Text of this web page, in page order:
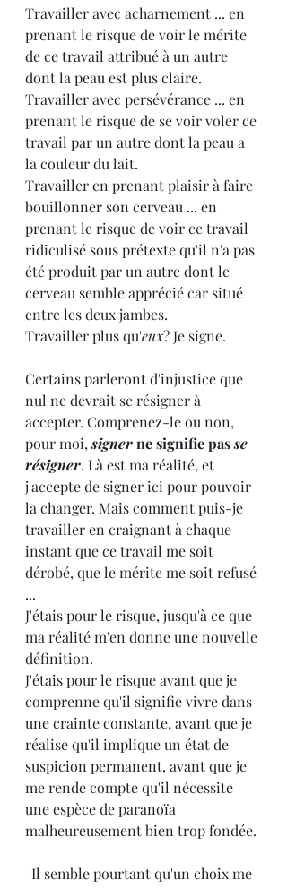
Travailler avec acharnement ... en
prenant le risque de voir le mérite
de ce travail attribué à un autre
dont la peau est plus claire.
Travailler avec persévérance ... en
prenant le risque de se voir voler ce
travail par un autre dont la peau a
la couleur du lait.
Travailler en prenant plaisir à faire
bouillonner son cerveau ... en
prenant le risque de voir ce travail
ridiculisé sous prétexte qu'il n'a pas
été produit par un autre dont le
cerveau semble apprécié car situé
entre les deux jambes.
Travailler plus qu'eux? Je signe.
Certains parleront d'injustice que
nul ne devrait se résigner à
accepter. Comprenez-le ou non,
pour moi, signer ne signifie pas se
résigner. Là est ma réalité, et
j'accepte de signer ici pour pouvoir
la changer. Mais comment puis-je
travailler en craignant à chaque
instant que ce travail me soit
dérobé, que le mérite me soit refusé
...
J'étais pour le risque, jusqu'à ce que
ma réalité m'en donne une nouvelle
définition.
J'étais pour le risque avant que je
comprenne qu'il signifie vivre dans
une crainte constante, avant que je
réalise qu'il implique un état de
suspicion permanent, avant que je
me rende compte qu'il nécessite
une espèce de paranoïa
malheureusement bien trop fondée.
Il semble pourtant qu'un choix me